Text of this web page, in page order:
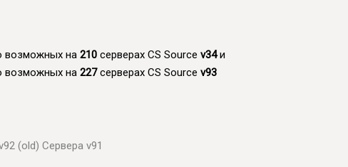
возможных на 210 серверах CS Source v34и
возможных на 227серверах CS Source v93
(old) Сервера v91